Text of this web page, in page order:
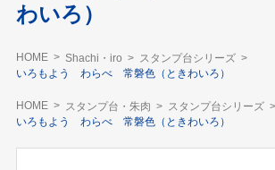
わいろ）
HOME Shachi・iro
スタンプ台シリーズ
いろもよう わらべ 常磐色（ときわいろ）
HOME スタンプ台・朱肉
スタンプ台シリーズ
いろもよう わらべ 常磐色（ときわいろ）